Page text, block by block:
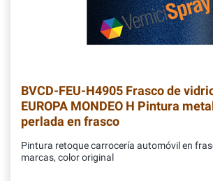
BVCD-FEU-H4905 Frasco de
EUROPA MONDEO H Pintura
perlada en frasco
Pintura retoque carrocería automóvil en
marcas, color original